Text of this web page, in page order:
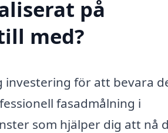
på
med?
för att bevara
fasadmålning i
som hjälper dig att nå